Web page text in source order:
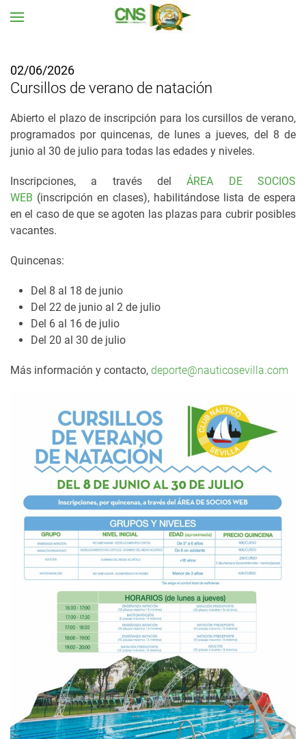
02/06/2026
Cursillos de verano de natación
Abierto el plazo de inscripción para los cursillos de verano,
programados por quincenas, de lunes a jueves, del 8 de
junio al 30 de julio para todas las edades y niveles.
Inscripciones, a través delÁREA DE SOCIOS
WEB (inscripción en clases), habilitándose lista de espera
en el caso de que se agoten las plazas para cubrir posibles
vacantes.
Quincenas:
Del 8 al 18 de junio
Del 22 de junio al 2 de julio
Del 6 al 16 de julio
Del 20 al 30 de julio
Más información y contacto, deporte@nauticosevilla.com